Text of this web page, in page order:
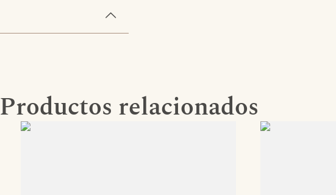
Productos relacionados